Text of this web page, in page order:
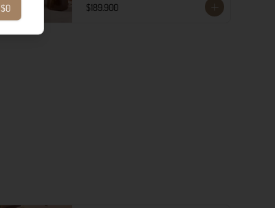
- Risoni (Cantidad ideal para 4 personas)​
$189.900
$0